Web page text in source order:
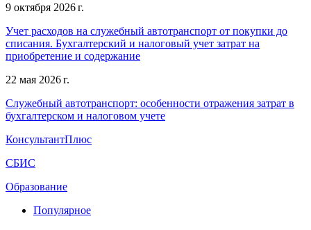
9 октября 2026 г.
Учет расходов на служебный автотранспорт от покупки до
списания. Бухгалтерский и налоговый учет затрат на
приобретение и содержание
22 мая 2026 г.
Служебный автотранспорт: особенности отражения затрат в
бухгалтерском и налоговом учете
КонсультантПлюс
СБИС
Образование
Популярное